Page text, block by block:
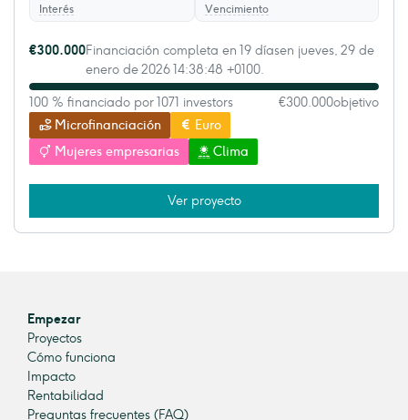
Interés
Vencimiento
Microfinanciación
Euro
Mujeres empresarias
Clima
€300.000Financiación completa en 19 díasen jueves, 29 de
enero de 2026 14:38:48 +0100.
100 % financiado por 1071 investors €300.000objetivo
Ver proyecto
Empezar
Proyectos
Cómo funciona
Impacto
Rentabilidad
Preguntas frecuentes (FAQ)